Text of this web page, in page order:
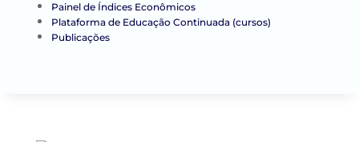
Painel de Índices Econômicos
Plataforma de Educação Continuada (cursos)
Publicações